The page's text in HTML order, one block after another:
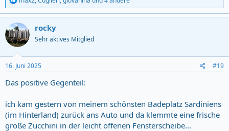
e
a
c
t
i
o
n
s
:
rocky
Sehr aktives Mitglied
16. Juni 2025 #19
Das positive Gegenteil:
ich kam gestern von meinem schönsten Badeplatz Sardiniens
(im Hinterland) zurück ans Auto und da klemmte eine frische
große Zucchini in der leicht offenen Fensterscheibe...